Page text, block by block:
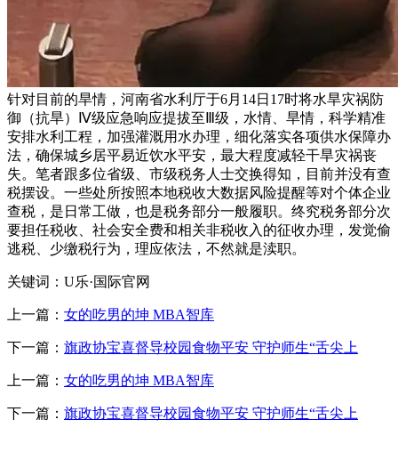
针对目前的旱情，河南省水利厅于6月14日17时将水旱灾祸防
御（抗旱）Ⅳ级应急响应提拔至Ⅲ级，水情、旱情，科学精准
安排水利工程，加强灌溉用水办理，细化落实各项供水保障办
法，确保城乡居平易近饮水平安，最大程度减轻干旱灾祸丧
失。笔者跟多位省级、市级税务人士交换得知，目前并没有查
税摆设。一些处所按照本地税收大数据风险提醒等对个体企业
查税，是日常工做，也是税务部分一般履职。终究税务部分次
要担任税收、社会安全费和相关非税收入的征收办理，发觉偷
逃税、少缴税行为，理应依法，不然就是渎职。
关键词：U乐·国际官网
上一篇： 女的吃男的坤 MBA智库
下一篇： 旗政协宝喜督导校园食物平安 守护师生“舌尖上
上一篇： 女的吃男的坤 MBA智库
下一篇： 旗政协宝喜督导校园食物平安 守护师生“舌尖上